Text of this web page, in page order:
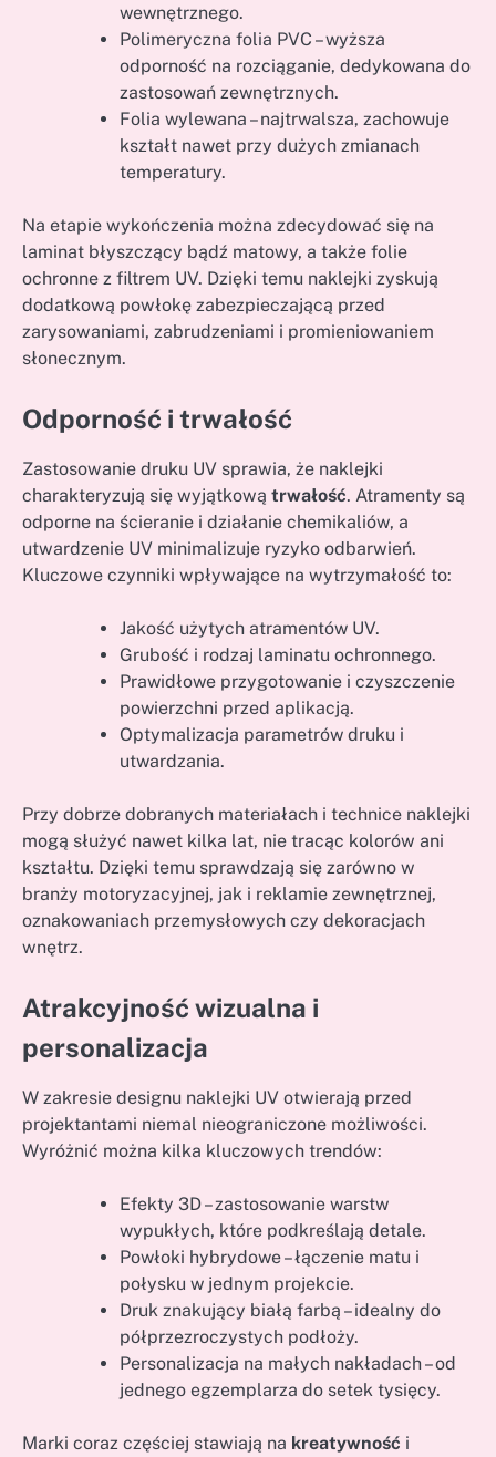
wewnętrznego.
Polimeryczna folia PVC – wyższa
odporność na rozciąganie, dedykowana do
zastosowań zewnętrznych.
Folia wylewana – najtrwalsza, zachowuje
kształt nawet przy dużych zmianach
temperatury.
Na etapie wykończenia można zdecydować się na
laminat błyszczący bądź matowy, a także folie
ochronne z filtrem UV. Dzięki temu naklejki zyskują
dodatkową powłokę zabezpieczającą przed
zarysowaniami, zabrudzeniami i promieniowaniem
słonecznym.
Odporność i trwałość
Zastosowanie druku UV sprawia, że naklejki
charakteryzują się wyjątkową trwałość. Atramenty są
odporne na ścieranie i działanie chemikaliów, a
utwardzenie UV minimalizuje ryzyko odbarwień.
Kluczowe czynniki wpływające na wytrzymałość to:
Jakość użytych atramentów UV.
Grubość i rodzaj laminatu ochronnego.
Prawidłowe przygotowanie i czyszczenie
powierzchni przed aplikacją.
Optymalizacja parametrów druku i
utwardzania.
Przy dobrze dobranych materiałach i technice naklejki
mogą służyć nawet kilka lat, nie tracąc kolorów ani
kształtu. Dzięki temu sprawdzają się zarówno w
branży motoryzacyjnej, jak i reklamie zewnętrznej,
oznakowaniach przemysłowych czy dekoracjach
wnętrz.
Atrakcyjność wizualna i
personalizacja
W zakresie designu naklejki UV otwierają przed
projektantami niemal nieograniczone możliwości.
Wyróżnić można kilka kluczowych trendów:
Efekty 3D – zastosowanie warstw
wypukłych, które podkreślają detale.
Powłoki hybrydowe – łączenie matu i
połysku w jednym projekcie.
Druk znakujący białą farbą – idealny do
półprzezroczystych podłoży.
Personalizacja na małych nakładach – od
jednego egzemplarza do setek tysięcy.
Marki coraz częściej stawiają na kreatywność i